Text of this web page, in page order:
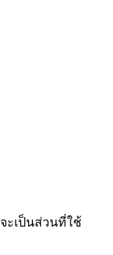
ะเป็นส่วนที่ใช้